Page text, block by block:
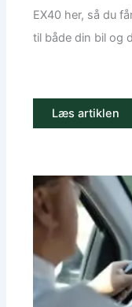
EX40 her, så du
til både din bil og
Læs artiklen